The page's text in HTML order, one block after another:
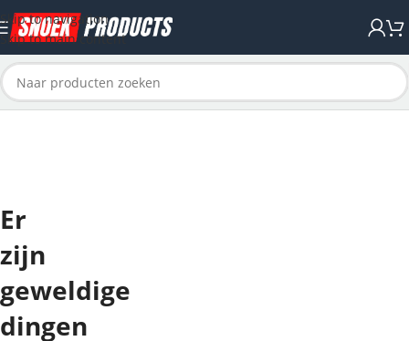
Skip to navigation
Skip to main content
Er
zijn
geweldige
dingen